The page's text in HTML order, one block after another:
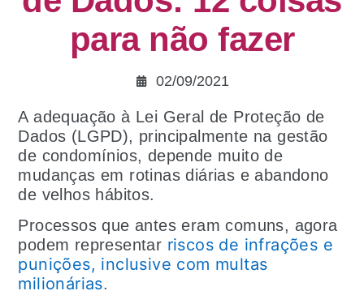
para não fazer
02/09/2021
A adequação à Lei Geral de Proteção de
Dados (LGPD), principalmente na gestão
de condomínios, depende muito de
mudanças em rotinas diárias e abandono
de velhos hábitos.
Processos que antes eram comuns, agora
podem representar riscos de infrações e
punições, inclusive com multas
milionárias.